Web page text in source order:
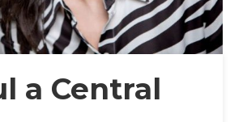
a Central